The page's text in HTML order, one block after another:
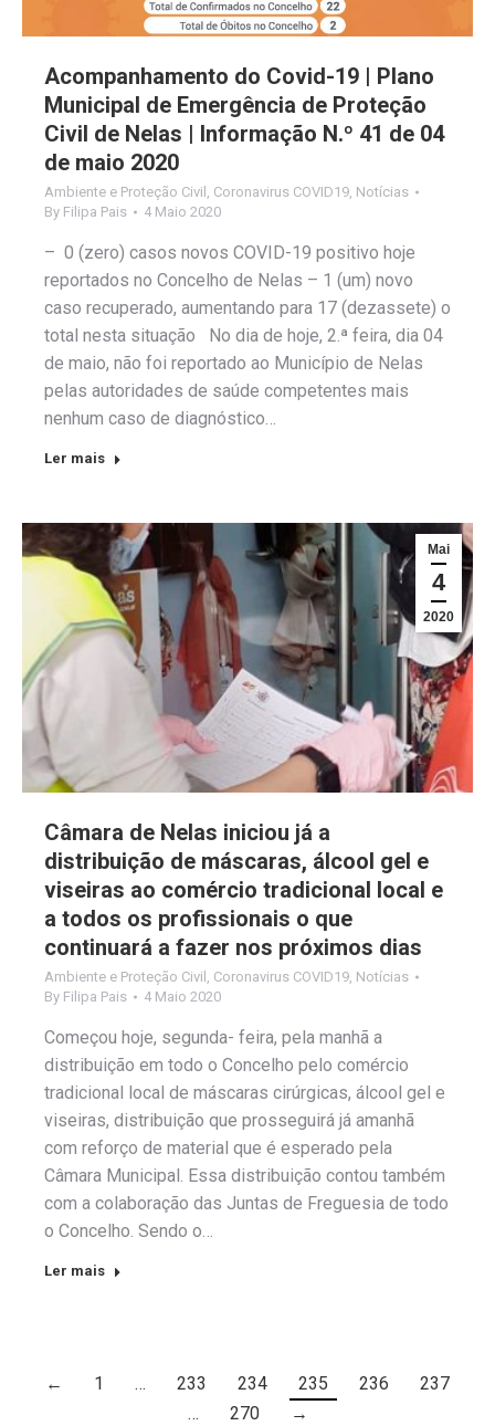
Acompanhamento do Covid-19 | Plano
Municipal de Emergência de Proteção
Civil de Nelas | Informação N.º 41 de 04
de maio 2020
Ambiente e Proteção Civil Coronavirus COVID19 Notícias
By Filipa Pais 4 Maio 2020
– 0 (zero) casos novos COVID-19 positivo hoje
reportados no Concelho de Nelas – 1 (um) novo
caso recuperado, aumentando para 17 (dezassete) o
total nesta situação No dia de hoje, 2.ª feira, dia 04
de maio, não foi reportado ao Município de Nelas
pelas autoridades de saúde competentes mais
nenhum caso de diagnóstico…
Ler mais
Mai
4
2020
Câmara de Nelas iniciou já a
distribuição de máscaras, álcool gel e
viseiras ao comércio tradicional local e
a todos os profissionais o que
continuará a fazer nos próximos dias
Ambiente e Proteção Civil , Coronavirus COVID19, Notícias
By Filipa Pais 4 Maio 2020
Começou hoje, segunda- feira, pela manhã a
distribuição em todo o Concelho pelo comércio
tradicional local de máscaras cirúrgicas, álcool gel e
viseiras, distribuição que prosseguirá já amanhã
com reforço de material que é esperado pela
Câmara Municipal. Essa distribuição contou também
com a colaboração das Juntas de Freguesia de todo
o Concelho. Sendo o…
Ler mais
← 1 … 233 234 235 236
237
…
270 →